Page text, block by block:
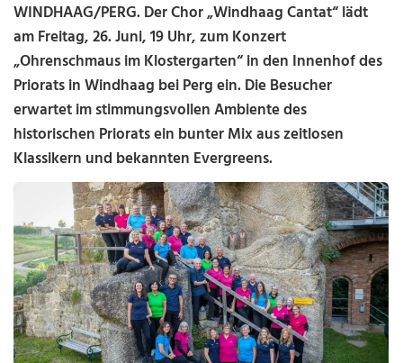
WINDHAAG/PERG.Der Chor „Windhaag Cantat“ lädt
am Freitag, 26. Juni, 19 Uhr, zum Konzert
„Ohrenschmaus im Klostergarten“ in den Innenhof des
Priorats in Windhaag bei Perg ein. Die Besucher
erwartet im stimmungsvollen Ambiente des
historischen Priorats ein bunter Mix aus zeitlosen
Klassikern und bekannten Evergreens.